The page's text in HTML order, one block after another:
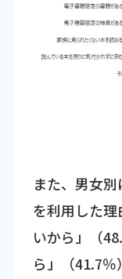
また、男女
を利用した
いから」（
ら」（41.7